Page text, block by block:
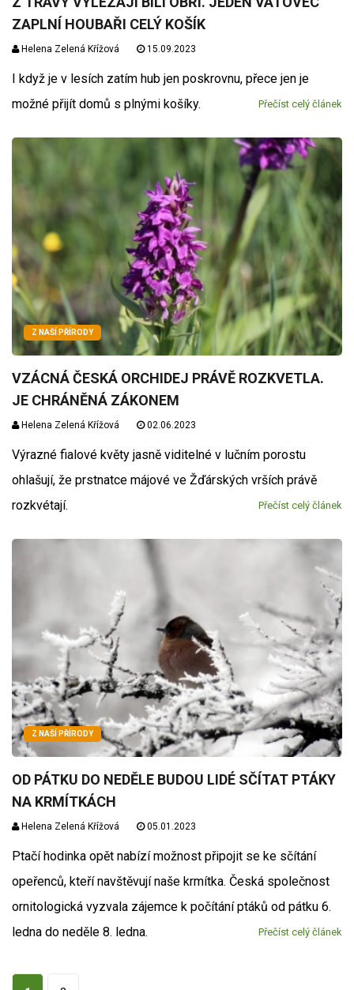
ZAPLNÍ HOUBAŘI CELÝ KOŠÍK
Helena Zelená Křížová 15.09.2023
I když je v lesích zatím hub jen poskrovnu, přece jen je
možné přijít domů s plnými košíky.
Přečíst celý článek
Z NAŠÍ PŘÍRODY
VZÁCNÁ ČESKÁ ORCHIDEJ PRÁVĚ ROZKVETLA.
JE CHRÁNĚNÁ ZÁKONEM
Helena Zelená Křížová 02.06.2023
Výrazné fialové květy jasně viditelné v lučním porostu
ohlašují, že prstnatce májové ve Žďárských vrších právě
rozkvétají.
Přečíst celý článek
Z NAŠÍ PŘÍRODY
OD PÁTKU DO NEDĚLE BUDOU LIDÉ SČÍTAT PTÁKY
NA KRMÍTKÁCH
Helena Zelená Křížová 05.01.2023
Ptačí hodinka opět nabízí možnost připojit se ke sčítání
opeřenců, kteří navštěvují naše krmítka. Česká společnost
ornitologická vyzvala zájemce k počítání ptáků od pátku 6.
ledna do neděle 8. ledna.
Přečíst celý článek